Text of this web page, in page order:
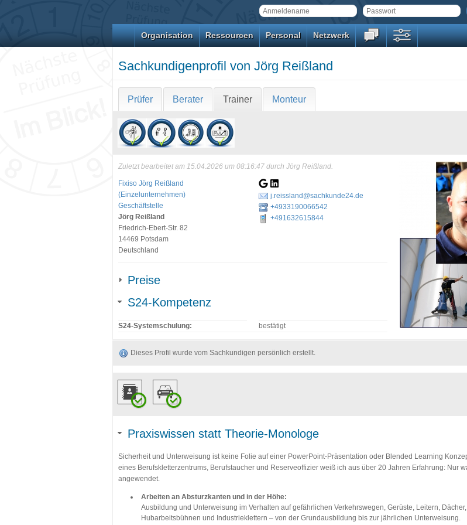
Organisation Ressourcen Personal Netzwerk
Sachkundigenprofil von Jörg Reißland
Prüfer Berater Trainer Monteur
Zuletzt bearbeitet am 15.04.2026 um 08:16:47 durch Jörg Reißland.
Fixiso Jörg Reißland
(Einzelunternehmen)
Geschäftstelle
Jörg Reißland
Friedrich-Ebert-Str. 82
14469 Potsdam
Deutschland
j.reissland@sachkunde24.de
+4933190066542
+491632615844
Preise
S24-Kompetenz
S24-Systemschulung: bestätigt
Dieses Profil wurde vom Sachkundigen persönlich erstellt.
Praxiswissen statt Theorie-Monologe
Sicherheit und Unterweisung ist keine Folie auf einer PowerPoint-Präsentation oder Blended Learning
eines Berufskletterzentrums, Berufstaucher und Reserveoffizier weiß ich aus über 20 Jahren Erfahrung: Nur
angewendet.
Arbeiten an Absturzkanten und in der Höhe:
Ausbildung und Unterweisung im Verhalten auf gefährlichen Verkehrswegen, Gerüste, Leitern,
Hubarbeitsbühnen und Industrieklettern – von der Grundausbildung bis zur jährlichen Unterweisung.